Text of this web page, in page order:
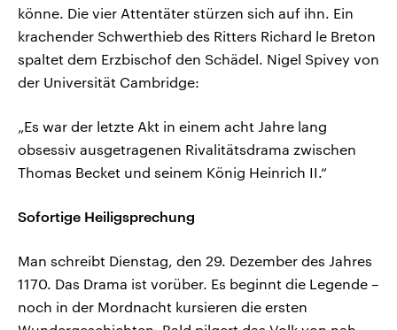
könne. Die vier Attentäter stürzen sich auf ihn. Ein
krachender Schwerthieb des Ritters Richard le Breton
spaltet dem Erzbischof den Schädel. Nigel Spivey von
der Universität Cambridge:
„Es war der letzte Akt in einem acht Jahre lang
obsessiv ausgetragenen Rivalitätsdrama zwischen
Thomas Becket und seinem König Heinrich II.“
Sofortige Heiligsprechung
Man schreibt Dienstag, den 29. Dezember des Jahres
1170. Das Drama ist vorüber. Es beginnt die Legende –
noch in der Mordnacht kursieren die ersten